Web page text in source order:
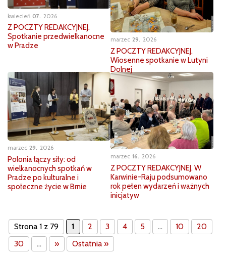
kwiecień 07 2026
Z POCZTY REDAKCYJNEJ.
Spotkanie przedwielkanocne
w Pradze
marzec 29 2026
Z POCZTY REDAKCYJNEJ.
Wiosenne spotkanie w Lutyni
Dolnej
marzec 29 2026
Polonia łączy siły: od
wielkanocnych spotkań w
Pradze po kulturalne i
społeczne życie w Brnie
marzec 16 2026
Z POCZTY REDAKCYJNEJ. W
Karwinie-Raju podsumowano
rok pełen wydarzeń i ważnych
inicjatyw
Strona 1 z 79 1 2 3 4 5 ... 10
20
30
... » Ostatnia »